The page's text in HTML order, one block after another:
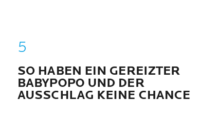
SO HABEN EIN GEREIZTER
BABYPOPO UND DER
AUSSCHLAG KEINE CHANCE